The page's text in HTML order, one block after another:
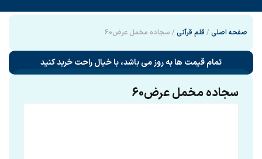
صفحه اصلی / قلم قرآنی / سجاده مخمل عرض60
تمام قیمت ها به روز می باشد، با خیال راحت خرید کنید
سجاده مخمل عرض60